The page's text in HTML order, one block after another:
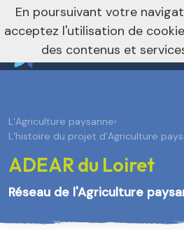
Je m’abonne à la newsletter foncière
nivo_2026: 1
L’Agriculture paysanne›
L’histoire du projet d’Agriculture
ADEAR du Loiret
Réseau de l'Agriculture
En poursuivant votre
acceptez l'utilisation de
des contenus et